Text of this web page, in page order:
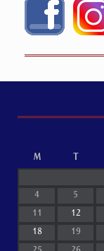
M T
4 5
11 12
18 19